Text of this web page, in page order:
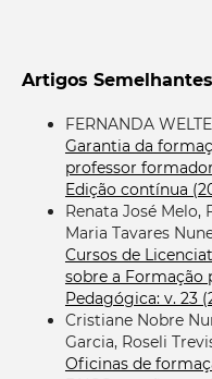
Artigos Semelhantes
FERNANDA
Garantia da
professor formador
Edição contínua
Renata José Melo,
Maria Tavares
Cursos de
sobre a Formação
Pedagógica: v. 23
Cristiane Nobre
Garcia, Roseli
Oficinas de